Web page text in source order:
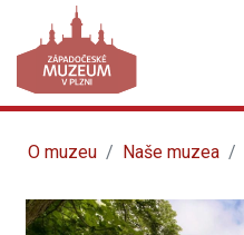
O muzeu Naše muzea